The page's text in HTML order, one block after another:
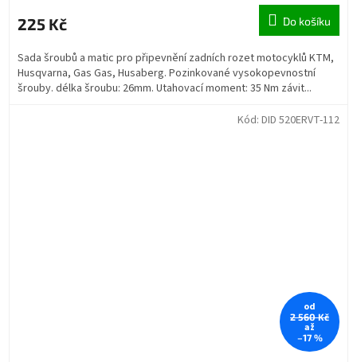
225 Kč Do košíku
Sada šroubů a matic pro připevnění zadních rozet motocyklů KTM,
Husqvarna, Gas Gas, Husaberg. Pozinkované vysokopevnostní
šrouby. délka šroubu: 26mm. Utahovací moment: 35 Nm závit...
od
2 560 Kč
až
–17 %
Kód: DID 520ERVT-112